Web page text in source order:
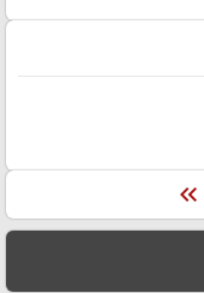
keyboard_double_arrow_left